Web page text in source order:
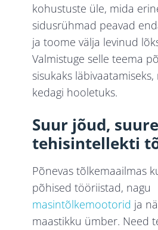
kohustuste üle, mida
sidusrühmad peavad
ja toome välja levinud
Valmistuge selle teema
sisukaks läbivaatamiseks,
kedagi hooletuks.
Suur jõud,
tehisintellekti
Põnevas tõlkemaailmas
põhised tööriistad, nagu
masintõlkemootorid ja
maastikku ümber. Need